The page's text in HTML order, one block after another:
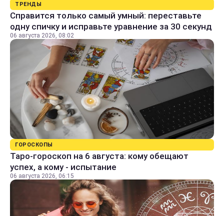
ТРЕНДЫ
Справится только самый умный: переставьте
одну спичку и исправьте уравнение за 30 секунд
06 августа 2026, 08:02
ГОРОСКОПЫ
Таро-гороскоп на 6 августа: кому обещают
успех, а кому - испытание
06 августа 2026, 06:15